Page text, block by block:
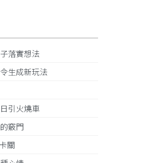
落實想法
生成新玩法
引火燒車
竅門
關